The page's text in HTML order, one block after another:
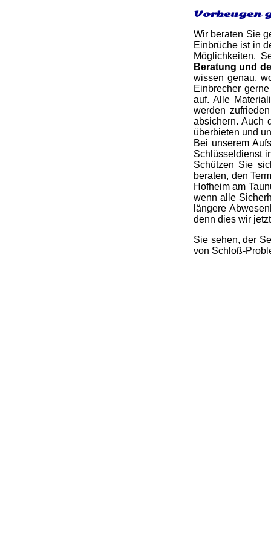
Vorbeugen
Wir beraten Sie
Einbrüche ist in
Möglichkeiten.
Beratung und
wissen genau,
Einbrecher
auf. Alle
werden
absichern. Auch
überbieten und
Bei unserem
Schlüsseldienst
Schützen Sie
beraten, den
Hofheim am
wenn alle
längere
denn dies wir
Sie sehen, der
von Schloß-